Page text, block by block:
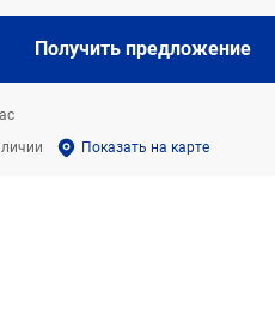
Получить предложение
Показать на карте